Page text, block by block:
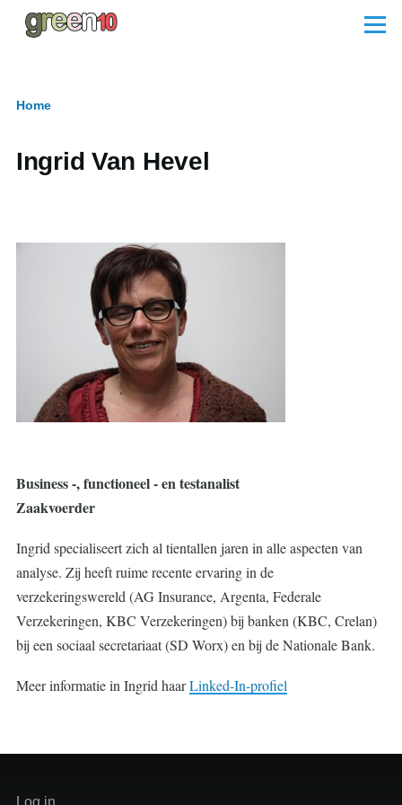
Skip to main content
Menu
Home
Ingrid Van Hevel
Business -, functioneel - en testanalist
Zaakvoerder
Ingrid specialiseert zich al tientallen jaren in alle aspecten van
analyse. Zij heeft ruime recente ervaring in de
verzekeringswereld (AG Insurance, Argenta, Federale
Verzekeringen, KBC Verzekeringen) bij banken (KBC, Crelan)
bij een sociaal secretariaat (SD Worx) en bij de Nationale Bank.
Meer informatie in Ingrid haarLinked-In-profiel
User
Log in